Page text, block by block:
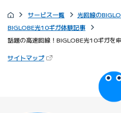
サービス一覧 光回線の
BIGLOBE光10ギガ体験記事
話題の高速回線！BIGLOBE光10ギガを
サイトマップ（新しいタブで開きます）